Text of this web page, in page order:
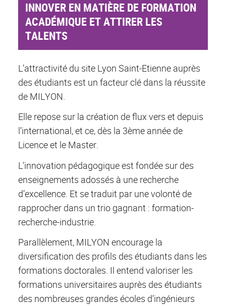
INNOVER EN MATIÈRE DE FORMATION
ACADÉMIQUE ET ATTIRER LES
TALENTS
L’attractivité du site Lyon Saint-Etienne auprès
des étudiants est un facteur clé dans la réussite
de MILYON.
Elle repose sur la création de flux vers et depuis
l’international, et ce, dès la 3ème année de
Licence et le Master.
L’innovation pédagogique est fondée sur des
enseignements adossés à une recherche
d’excellence. Et se traduit par une volonté de
rapprocher dans un trio gagnant : formation-
recherche-industrie.
Parallèlement, MILYON encourage la
diversification des profils des étudiants dans les
formations doctorales. Il entend valoriser les
formations universitaires auprès des étudiants
des nombreuses grandes écoles d’ingénieurs